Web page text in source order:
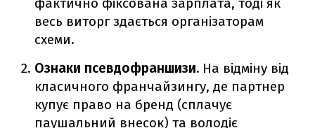
весь виторг здається організаторам
схеми.
Ознаки псевдофраншизи. На відміну від
класичного франчайзингу, де партнер
купує право на бренд (сплачує
паушальний внесок) та володіє